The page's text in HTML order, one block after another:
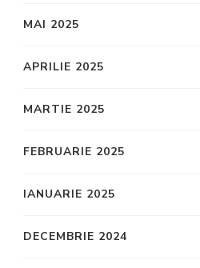
MAI 2025
APRILIE 2025
MARTIE 2025
FEBRUARIE 2025
IANUARIE 2025
DECEMBRIE 2024